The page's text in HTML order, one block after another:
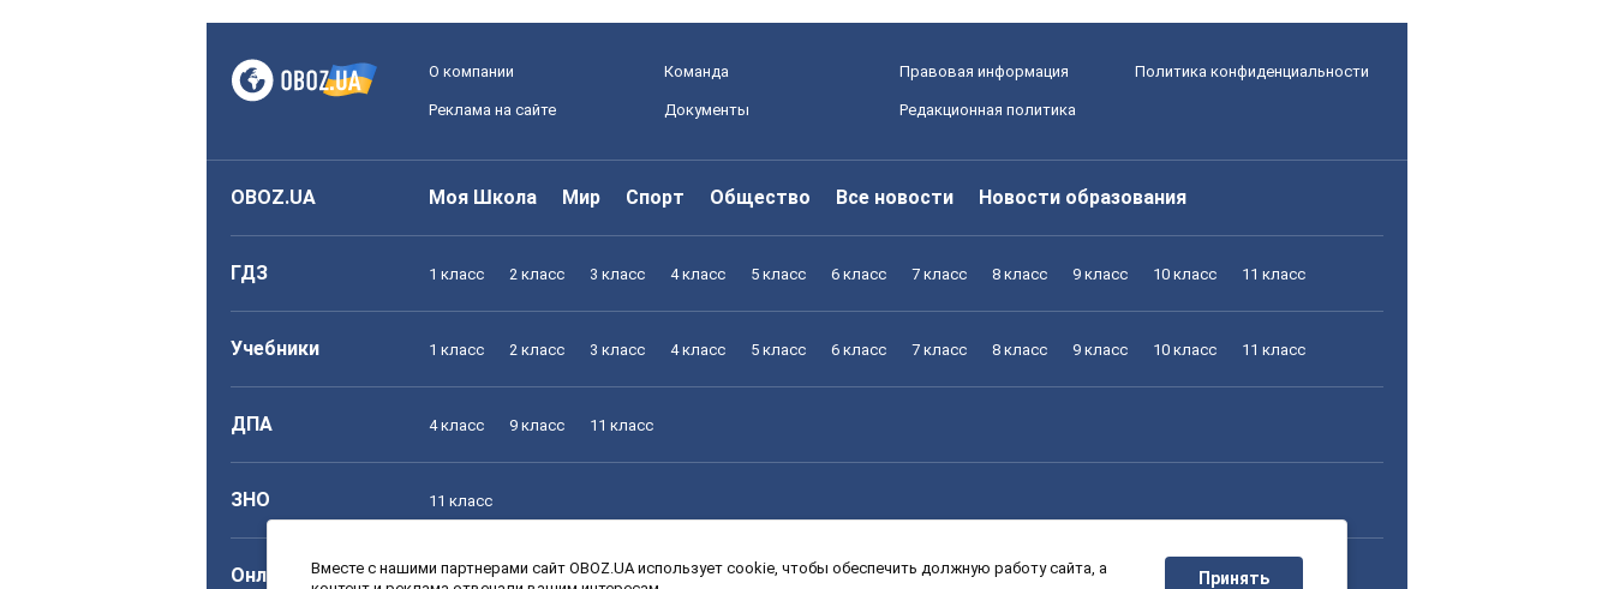
О компании Команда Правовая информация Политика конфиденциальности
Реклама на сайте Документы Редакционная политика
OBOZ.UA Моя Школа Мир Спорт Общество Все новости Новости образования
ГДЗ 1 класс 2 класс 3 класс 4 класс 5 класс 6 класс 7 класс 8 класс 9 класс 10 класс 11 класс
Учебники 1 класс 2 класс 3 класс 4 класс 5 класс 6 класс 7 класс 8 класс 9 класс 10 класс 11 класс
ДПА 4 класс 9 класс 11 класс
ЗНО 11 класс
Онлайн уроки 1 класс 2 класс 3 класс 4 класс 5 класс 6 класс 7 класс 8 класс 9 класс 10 класс 11 класс
Вместе с нашими партнерами сайт OBOZ.UA использует cookie, чтобы обеспечить должную работу сайта, а
Принять